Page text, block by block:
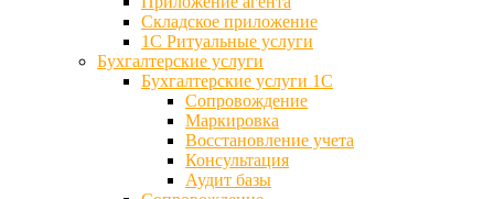
Складское приложение
1С Ритуальные услуги
Бухгалтерские услуги
Бухгалтерские услуги 1С
Сопровождение
Маркировка
Восстановление учета
Консультация
Аудит базы